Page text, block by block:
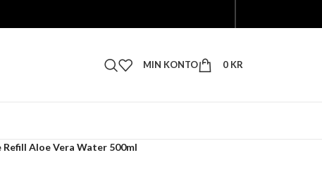
MIN KONTO 0 KR
Refill Aloe Vera Water 500ml